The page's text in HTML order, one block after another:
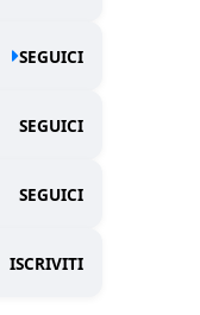
SEGUICI
SEGUICI
SEGUICI
ISCRIVITI